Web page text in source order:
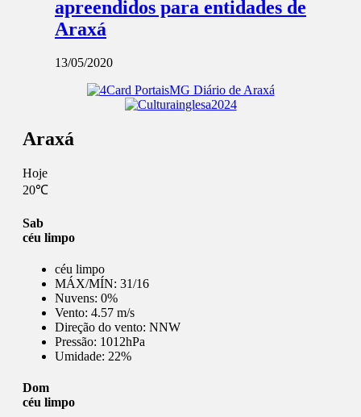
apreendidos para entidades de
Araxá
13/05/2020
Araxá
Hoje
20℃
Sab
céu limpo
céu limpo
MÁX/MÍN: 31/16
Nuvens: 0%
Vento: 4.57 m/s
Direção do vento: NNW
Pressão: 1012hPa
Umidade: 22%
Dom
céu limpo